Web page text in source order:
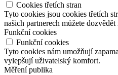
Cookies třetích stran
Tyto cookies jsou cookies třetích
našich partnerech můžete
Funkční cookies
Funkční cookies
Tyto cookies nám umožňují
vylepšují uživatelský komfort.
Měření publika